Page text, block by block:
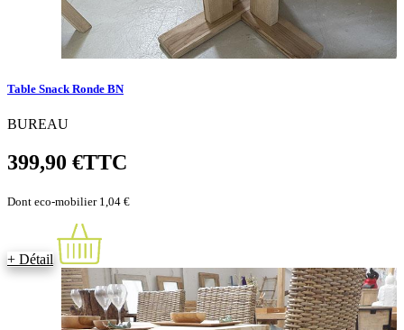
Table Snack Ronde BN
BUREAU
399,90 €TTC
Dont eco-mobilier 1,04 €
+ Détail